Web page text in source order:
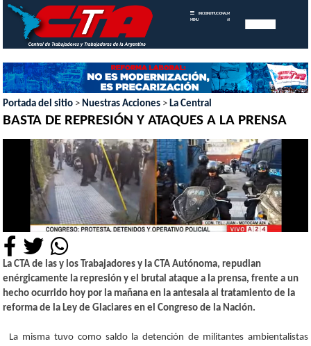
MENU
INICIOINSTITUCIONAL MEMORIAS
ANUALES
Portada del sitio > Nuestras Acciones > La Central
BASTA DE REPRESIÓN Y ATAQUES A LA PRENSA
La CTA de las y los Trabajadores y la CTA Autónoma, repudian
enérgicamente la represión y el brutal ataque a la prensa, frente a un
hecho ocurrido hoy por la mañana en la antesala al tratamiento de la
reforma de la Ley de Glaciares en el Congreso de la Nación.
La misma tuvo como saldo la detención de militantes ambientalistas